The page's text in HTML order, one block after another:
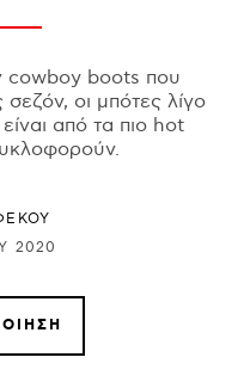
cowboy boots που
σεζόν, οι μπότες λίγο
από τα πιο hot
2020